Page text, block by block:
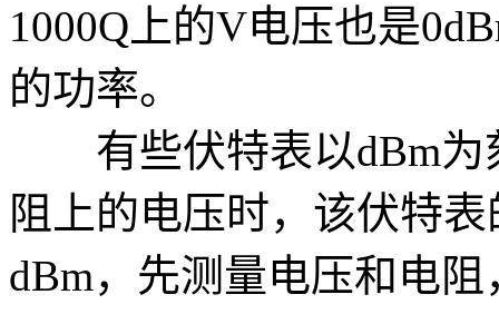
1000Q上的V电压也是
的功率。
有些伏特表以dBm为
阻上的电压时，该伏特
dBm，先测量电压和电